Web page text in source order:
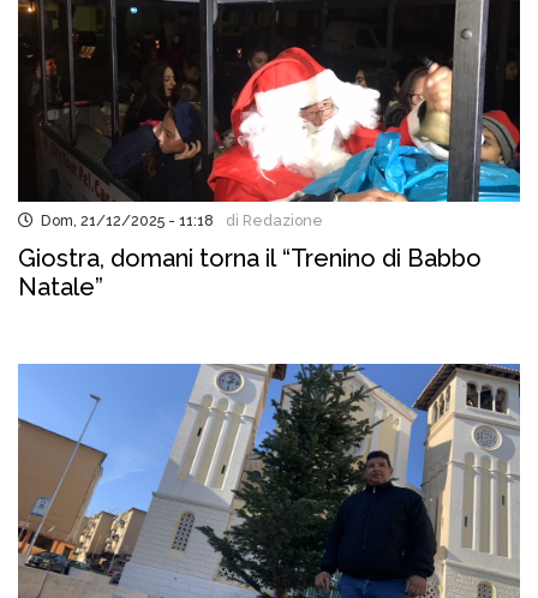
Dom, 21/12/2025 - 11:18 di Redazione
Giostra, domani torna il “Trenino di Babbo
Natale”